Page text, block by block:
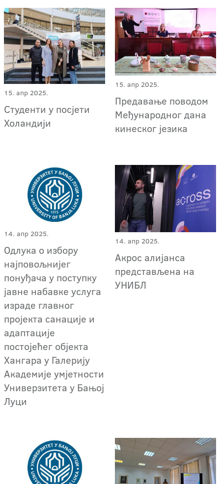
15. апр 2025.
Студенти у посјети
Холандији
15. апр 2025.
Предавање поводом
Међународног дана
кинеског језика
14. апр 2025.
Одлука о избору
најповољнијег
понуђача у поступку
јавне набавке услуга
израде главног
пројекта санације и
адаптације
постојећег објекта
Хангара у Галерију
Академије умјетности
Универзитета у Бањој
Луци
14. апр 2025.
Акрос алијанса
представљена на
УНИБЛ